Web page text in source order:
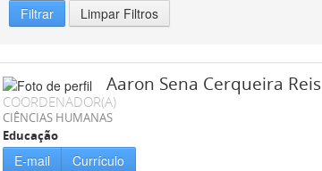
Filtrar Limpar Filtros
Aaron Sena Cerqueira Reis
COORDENADOR(A)
CIÊNCIAS HUMANAS
Educação
E-mail Currículo